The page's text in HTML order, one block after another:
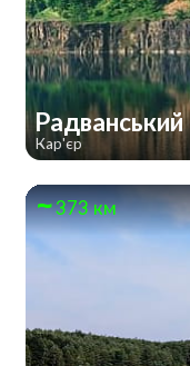
Радванський
Кар'єр
373 км